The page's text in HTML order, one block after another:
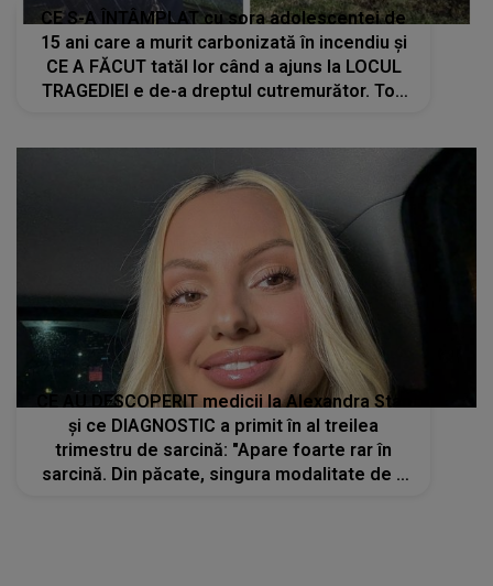
CE S-A ÎNTÂMPLAT cu sora adolescentei de
15 ani care a murit carbonizată în incendiu și
CE A FĂCUT tatăl lor când a ajuns la LOCUL
TRAGEDIEI e de-a dreptul cutremurător. Toți
CE AU DESCOPERIT medicii la Alexandra Stan
și ce DIAGNOSTIC a primit în al treilea
trimestru de sarcină: "Apare foarte rar în
sarcină. Din păcate, singura modalitate de a